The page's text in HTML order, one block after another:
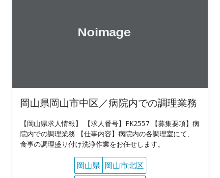
岡山県岡山市中区／病院内での調理業務
【岡山県求人情報】 【求人番号】FK2557 【募集要項】病
院内での調理業務 【仕事内容】病院内の各調理室にて、
食事の調理盛り付け洗浄作業をお任せします。
岡山県 岡山市北区